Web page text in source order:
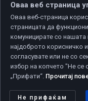
Copyright © 2026
Политика за приватност
Оваа веб страница
Оваа веб-страница
страницата да
комуницирате со нашата
најдоброто корисничко
согласувате или не со
избор на копчето "Не се
„Прифати“. Прочитај
Не прифаќам